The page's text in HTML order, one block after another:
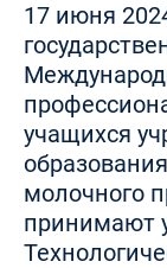
17 июня
учащихся
молочного
принимают